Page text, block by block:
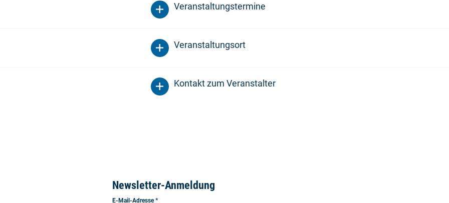
Veranstaltungstermine
Veranstaltungsort
Kontakt zum Veranstalter
Newsletter-Anmeldung
E-Mail-Adresse*